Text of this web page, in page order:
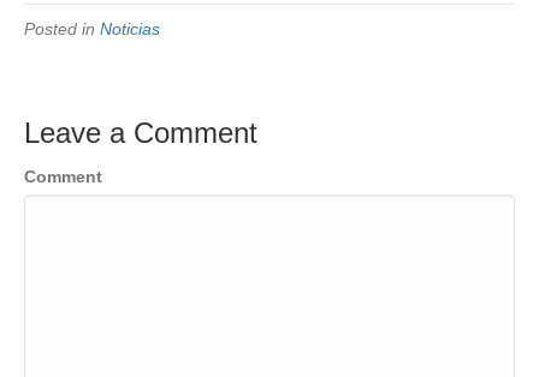
Posted in Noticias
Leave a Comment
Comment